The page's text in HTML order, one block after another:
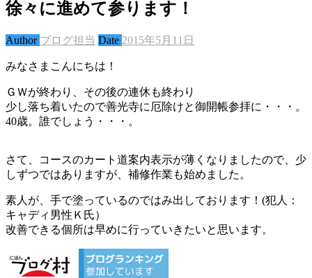
徐々に進めて参ります！
Author ブログ担当 Date 2015年5月11日
みなさまこんにちは！
ＧＷが終わり、その後の連休も終わり
少し落ち着いたので善光寺に厄除けと御開帳参拝に・・・。
40歳。誰でしょう・・・。
さて、コースのカート道案内表示が薄くなりましたので、少
しずつではありますが、補修作業も始めました。
素人が、手で塗っているのではみ出しております！(犯人：
キャディ男性Ｋ氏）
改善できる個所は早めに行っていきたいと思います。